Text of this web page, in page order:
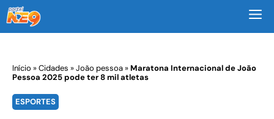
Início »Cidades »João pessoa»Maratona Internacional de João
Pessoa 2025 pode ter 8 mil atletas
ESPORTES